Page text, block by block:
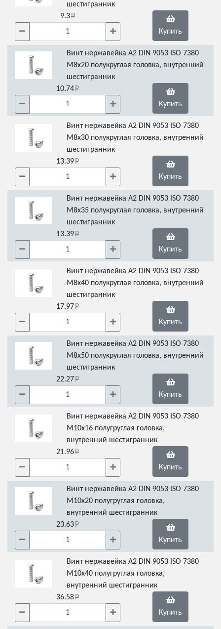
шестигранник
9.3
Купить
Винт нержавейка А2 DIN 9053 ISO 7380
М8х20 полукруглая головка, внутренний
шестигранник
10.74
Купить
Винт нержавейка А2 DIN 9053 ISO 7380
М8х30 полукруглая головка, внутренний
шестигранник
13.39
Купить
Винт нержавейка А2 DIN 9053 ISO 7380
М8х35 полукруглая головка, внутренний
шестигранник
13.39
Купить
Винт нержавейка А2 DIN 9053 ISO 7380
М8х40 полукруглая головка, внутренний
шестигранник
17.97
Купить
Винт нержавейка А2 DIN 9053 ISO 7380
М8х50 полукруглая головка, внутренний
шестигранник
22.27
Купить
Винт нержавейка А2 DIN 9053 ISO 7380
М10х16 полугруглая головка,
внутренний шестигранник
21.96
Купить
Винт нержавейка А2 DIN 9053 ISO 7380
М10х20 полугруглая головка,
внутренний шестигранник
23.63
Купить
Винт нержавейка А2 DIN 9053 ISO 7380
М10х40 полугруглая головка,
внутренний шестигранник
36.58
Купить